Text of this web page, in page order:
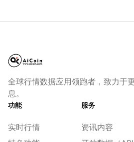
全球行情数据应用领跑者，致力于
息。
功能
实时行情
服务
资讯内容